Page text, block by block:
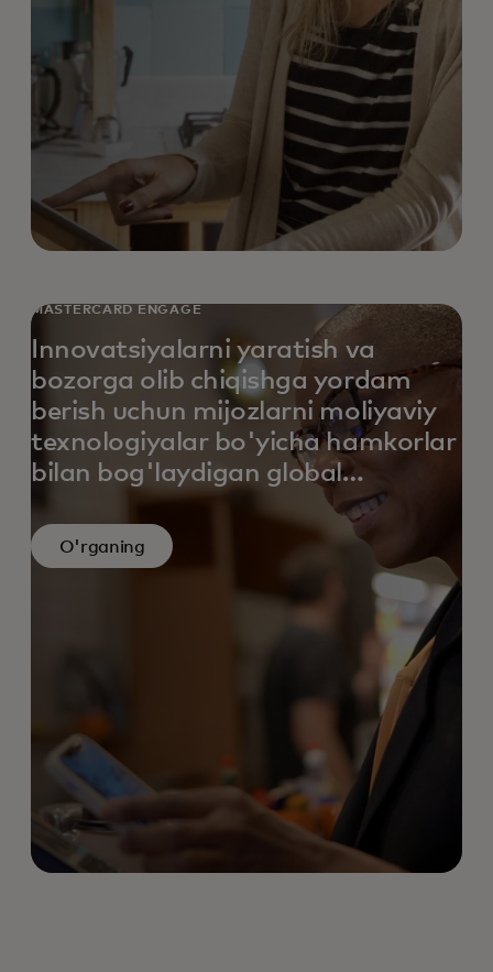
MASTERCARD ENGAGE
Innovatsiyalarni yaratish va
bozorga olib chiqishga yordam
berish uchun mijozlarni moliyaviy
texnologiyalar bo'yicha hamkorlar
bilan bog'laydigan global
hamkorlik dasturi.
O'rganing